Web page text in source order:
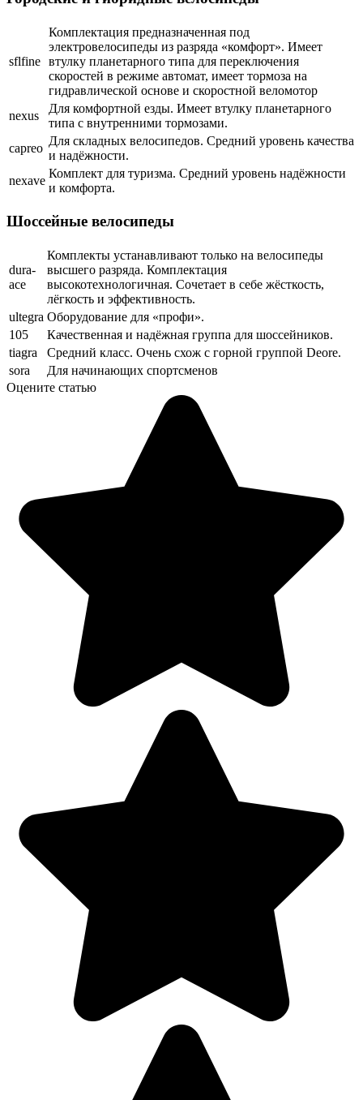
sflfine
Комплектация предназначенная под
электровелосипеды из разряда «комфорт». Имеет
втулку планетарного типа для переключения
скоростей в режиме автомат, имеет тормоза на
гидравлической основе и скоростной веломотор
nexus
Для комфортной езды. Имеет втулку планетарного
типа с внутренними тормозами.
capreo
Для складных велосипедов. Средний уровень качества
и надёжности.
nexave
Комплект для туризма. Средний уровень надёжности
и комфорта.
Шоссейные велосипеды
dura-
ace
Комплекты устанавливают только на велосипеды
высшего разряда. Комплектация
высокотехнологичная. Сочетает в себе жёсткость,
лёгкость и эффективность.
ultegra Оборудование для «профи».
105
Качественная и надёжная группа для шоссейников.
tiagra
Средний класс. Очень схож с горной группой Deore.
sora
Для начинающих спортсменов
Оцените статью